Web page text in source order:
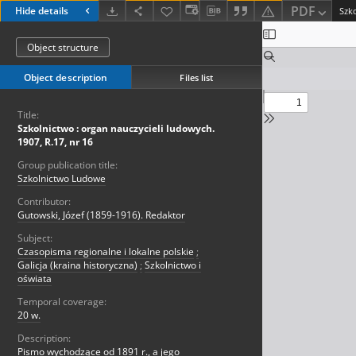
Hide details PDF
Object structure
Object description Files list
Title:
Szkolnictwo : organ nauczycieli ludowych.
1907, R.17, nr 16
Group publication title:
Szkolnictwo Ludowe
Contributor:
Gutowski, Józef (1859-1916). Redaktor
Subject:
Czasopisma regionalne i lokalne polskie ;
Galicja (kraina historyczna) ; Szkolnictwo i
oświata
Temporal coverage:
20 w.
Description:
Pismo wychodzące od 1891 r., a jego